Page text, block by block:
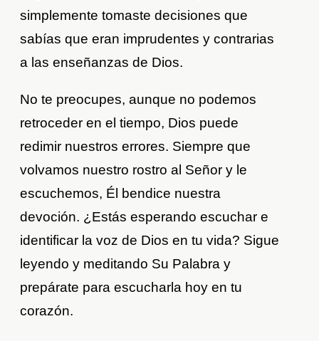
simplemente tomaste decisiones que
sabías que eran imprudentes y contrarias
a las enseñanzas de Dios.
No te preocupes, aunque no podemos
retroceder en el tiempo, Dios puede
redimir nuestros errores. Siempre que
volvamos nuestro rostro al Señor y le
escuchemos, Él bendice nuestra
devoción. ¿Estás esperando escuchar e
identificar la voz de Dios en tu vida? Sigue
leyendo y meditando Su Palabra y
prepárate para escucharla hoy en tu
corazón.